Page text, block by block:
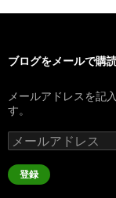
ブログをメールで購
メールアドレスを記
す。
メ
ー
ル
ア 登録